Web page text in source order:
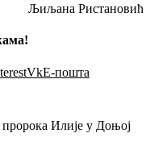
Љиљана Ристановић
VkЕ-пошта